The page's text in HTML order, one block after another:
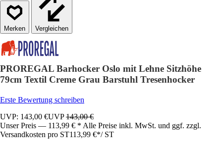
Vergleichen
PROREGAL Barhocker Oslo mit Lehne Sitzhöhe
79cm Textil Creme Grau Barstuhl Tresenhocker
Erste Bewertung schreiben
UVP: 143,00 €UVP143,00 €
Unser Preis — 113,99 € * Alle Preise inkl. MwSt. und ggf. zzgl.
Versandkosten pro ST113,99 €*/ ST